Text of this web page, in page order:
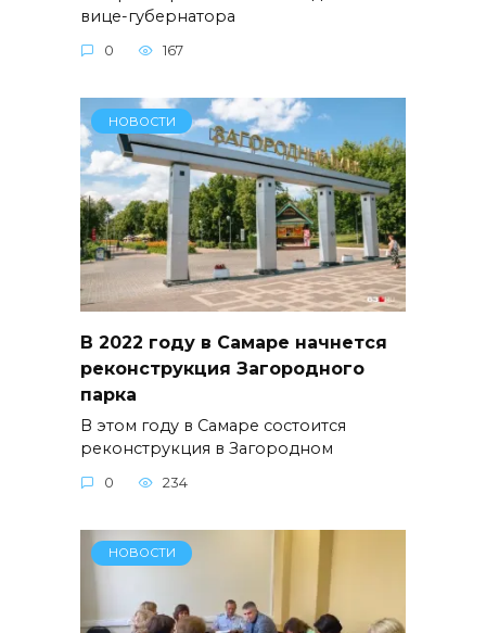
вице-губернатора
0 167
НОВОСТИ
В 2022 году в Самаре начнется
реконструкция Загородного
парка
В этом году в Самаре состоится
реконструкция в Загородном
0 234
НОВОСТИ